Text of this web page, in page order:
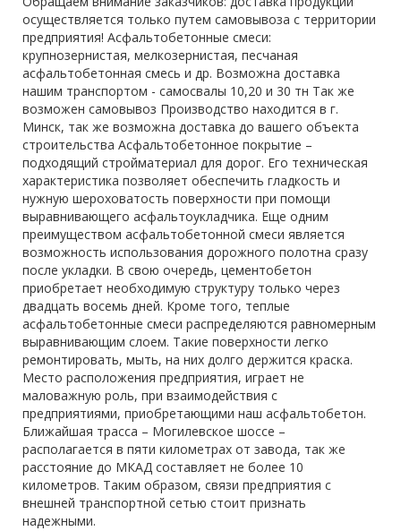
осуществляется только путем самовывоза с территории
предприятия! Асфальтобетонные смеси:
крупнозернистая, мелкозернистая, песчаная
асфальтобетонная смесь и др. Возможна доставка
нашим транспортом - самосвалы 10,20 и 30 тн Так же
возможен самовывоз Производство находится в г.
Минск, так же возможна доставка до вашего объекта
строительства Асфальтобетонное покрытие –
подходящий стройматериал для дорог. Его техническая
характеристика позволяет обеспечить гладкость и
нужную шероховатость поверхности при помощи
выравнивающего асфальтоукладчика. Еще одним
преимуществом асфальтобетонной смеси является
возможность использования дорожного полотна сразу
после укладки. В свою очередь, цементобетон
приобретает необходимую структуру только через
двадцать восемь дней. Кроме того, теплые
асфальтобетонные смеси распределяются равномерным
выравнивающим слоем. Такие поверхности легко
ремонтировать, мыть, на них долго держится краска.
Место расположения предприятия, играет не
маловажную роль, при взаимодействия с
предприятиями, приобретающими наш асфальтобетон.
Ближайшая трасса – Могилевское шоссе –
располагается в пяти километрах от завода, так же
расстояние до МКАД составляет не более 10
километров. Таким образом, связи предприятия с
внешней транспортной сетью стоит признать
надежными.